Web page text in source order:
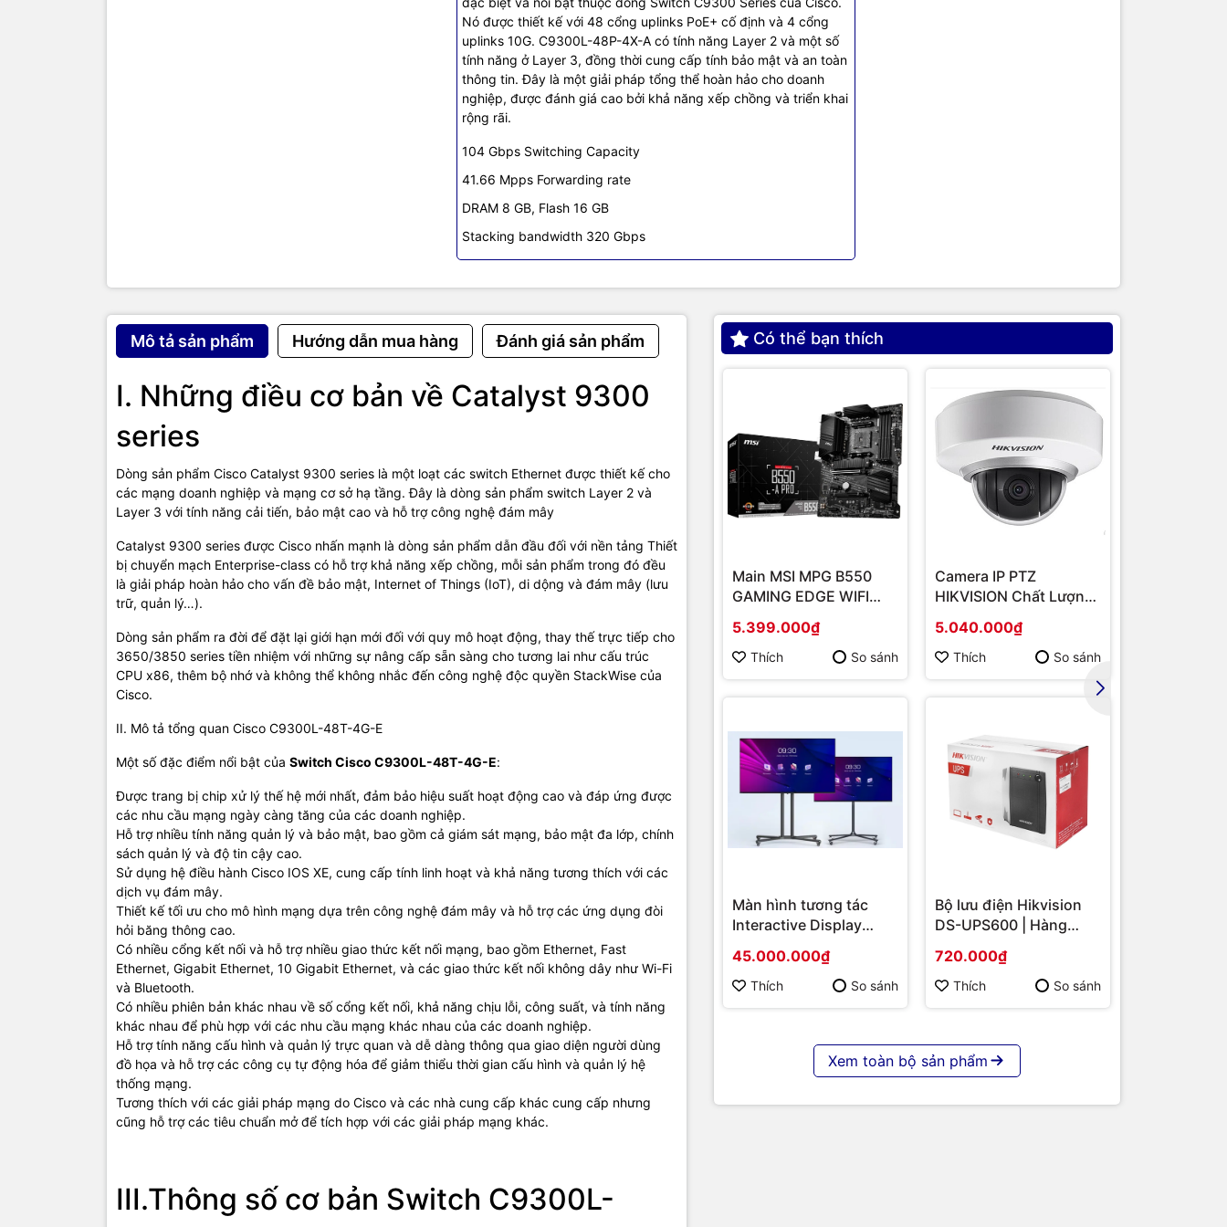
Nó được thiết kế với 48 cổng uplinks PoE+ cố định và 4 cổng
uplinks 10G. C9300L-48P-4X-A có tính năng Layer 2 và một số
tính năng ở Layer 3, đồng thời cung cấp tính bảo mật và an toàn
thông tin. Đây là một giải pháp tổng thể hoàn hảo cho doanh
nghiệp, được đánh giá cao bởi khả năng xếp chồng và triển khai
rộng rãi.
104 Gbps Switching Capacity
41.66 Mpps Forwarding rate
DRAM 8 GB, Flash 16 GB
Stacking bandwidth 320 Gbps
Mô tả sản phẩm Hướng dẫn mua hàng Đánh giá sản phẩm
I. Những điều cơ bản về Catalyst 9300
series
Dòng sản phẩm Cisco Catalyst 9300 series là một loạt các switch Ethernet được thiết kế cho
các mạng doanh nghiệp và mạng cơ sở hạ tầng. Đây là dòng sản phẩm switch Layer 2 và
Layer 3 với tính năng cải tiến, bảo mật cao và hỗ trợ công nghệ đám mây
Catalyst 9300 series được Cisco nhấn mạnh là dòng sản phẩm dẫn đầu đối với nền tảng Thiết
bị chuyển mạch Enterprise-class có hỗ trợ khả năng xếp chồng, mỗi sản phẩm trong đó đều
là giải pháp hoàn hảo cho vấn đề bảo mật, Internet of Things (IoT), di dộng và đám mây (lưu
trữ, quản lý…).
Dòng sản phẩm ra đời để đặt lại giới hạn mới đối với quy mô hoạt động, thay thế trực tiếp cho
3650/3850 series tiền nhiệm với những sự nâng cấp sẵn sàng cho tương lai như cấu trúc
CPU x86, thêm bộ nhớ và không thể không nhắc đến công nghệ độc quyền StackWise của
Cisco.
II. Mô tả tổng quan Cisco C9300L-48T-4G-E
Một số đặc điểm nổi bật của Switch Cisco C9300L-48T-4G-E:
Được trang bị chip xử lý thế hệ mới nhất, đảm bảo hiệu suất hoạt động cao và đáp ứng được
các nhu cầu mạng ngày càng tăng của các doanh nghiệp.
Hỗ trợ nhiều tính năng quản lý và bảo mật, bao gồm cả giám sát mạng, bảo mật đa lớp, chính
sách quản lý và độ tin cậy cao.
Sử dụng hệ điều hành Cisco IOS XE, cung cấp tính linh hoạt và khả năng tương thích với các
dịch vụ đám mây.
Thiết kế tối ưu cho mô hình mạng dựa trên công nghệ đám mây và hỗ trợ các ứng dụng đòi
hỏi băng thông cao.
Có nhiều cổng kết nối và hỗ trợ nhiều giao thức kết nối mạng, bao gồm Ethernet, Fast
Ethernet, Gigabit Ethernet, 10 Gigabit Ethernet, và các giao thức kết nối không dây như Wi-Fi
và Bluetooth.
Có nhiều phiên bản khác nhau về số cổng kết nối, khả năng chịu lỗi, công suất, và tính năng
khác nhau để phù hợp với các nhu cầu mạng khác nhau của các doanh nghiệp.
Hỗ trợ tính năng cấu hình và quản lý trực quan và dễ dàng thông qua giao diện người dùng
đồ họa và hỗ trợ các công cụ tự động hóa để giảm thiểu thời gian cấu hình và quản lý hệ
thống mạng.
Tương thích với các giải pháp mạng do Cisco và các nhà cung cấp khác cung cấp nhưng
cũng hỗ trợ các tiêu chuẩn mở để tích hợp với các giải pháp mạng khác.
III.Thông số cơ bản Switch C9300L-
Có thể bạn thích
Main MSI MPG B550
GAMING EDGE WIFI
Socket AM4/ VGA
onboard)
5.399.000₫
Thích So sánh
Camera IP PTZ
HIKVISION Chất Lượng
5.040.000₫
Thích So sánh
Màn hình tương tác
Interactive Display
D5B86RB/FL 86 | Cấu
hình cao cấp | Hàng
chính hãng
45.000.000₫
Thích So sánh
Bộ lưu điện Hikvision
DS-UPS600 | Hàng
720.000₫
Thích So sánh
Xem toàn bộ sản phẩm
Một số đặc điểm nổi bật của Switch Cisco C9300L-48T-4G-E:
Được trang bị chip xử lý thế hệ mới nhất, đảm bảo hiệu suất hoạt động cao và đáp ứng
được các nhu cầu mạng ngày càng tăng của các doanh nghiệp.
Hỗ trợ nhiều tính năng quản lý và bảo mật, bao gồm cả giám sát mạng, bảo mật đa lớp,
chính sách quản lý và độ tin cậy cao.
Sử dụng hệ điều hành Cisco IOS XE, cung cấp tính linh hoạt và khả năng tương thích với
Thiết kế tối ưu cho mô hình mạng dựa trên công nghệ đám mây và hỗ trợ các ứng dụng đòi
Có nhiều cổng kết nối và hỗ trợ nhiều giao thức kết nối mạng, bao gồm Ethernet, Fast
Ethernet, Gigabit Ethernet, 10 Gigabit Ethernet, và các giao thức kết nối không dây như Wi-
Có nhiều phiên bản khác nhau về số cổng kết nối, khả năng chịu lỗi, công suất, và tính
Hỗ trợ tính năng cấu hình và quản lý trực quan và dễ dàng thông qua giao diện người dùng
thống mạng.
Tương thích với các giải pháp mạng do Cisco và các nhà cung cấp khác cung cấp nhưng
III.Thông số cơ bản Switch C9300L-
48T-4G-E
Bảng cấu hình:
Mã sản phẩm C9300L-48T-4G-E
Dạng Switch Rack mountable 1U
48x 10/100/1000 Ethernet Data ports
Hiệu suất hoạt động
104 Gbps Switching Capacity
(424 Gbps with Stacking)
(315.48 Mpps with Stacking)
Thông số phần cứng
16 GB Flash
Khả năng xếp chồng (Stack)
Có khả năng xếp chồng lên đến 8 thiết bị
Công nghệ Cisco StackWise-320
Băng thông xếp chồng: 320Gbps
Hệ điều hành Cisco IOS XE
Kích thước
4.4 x 44.5 x 40.9 cm